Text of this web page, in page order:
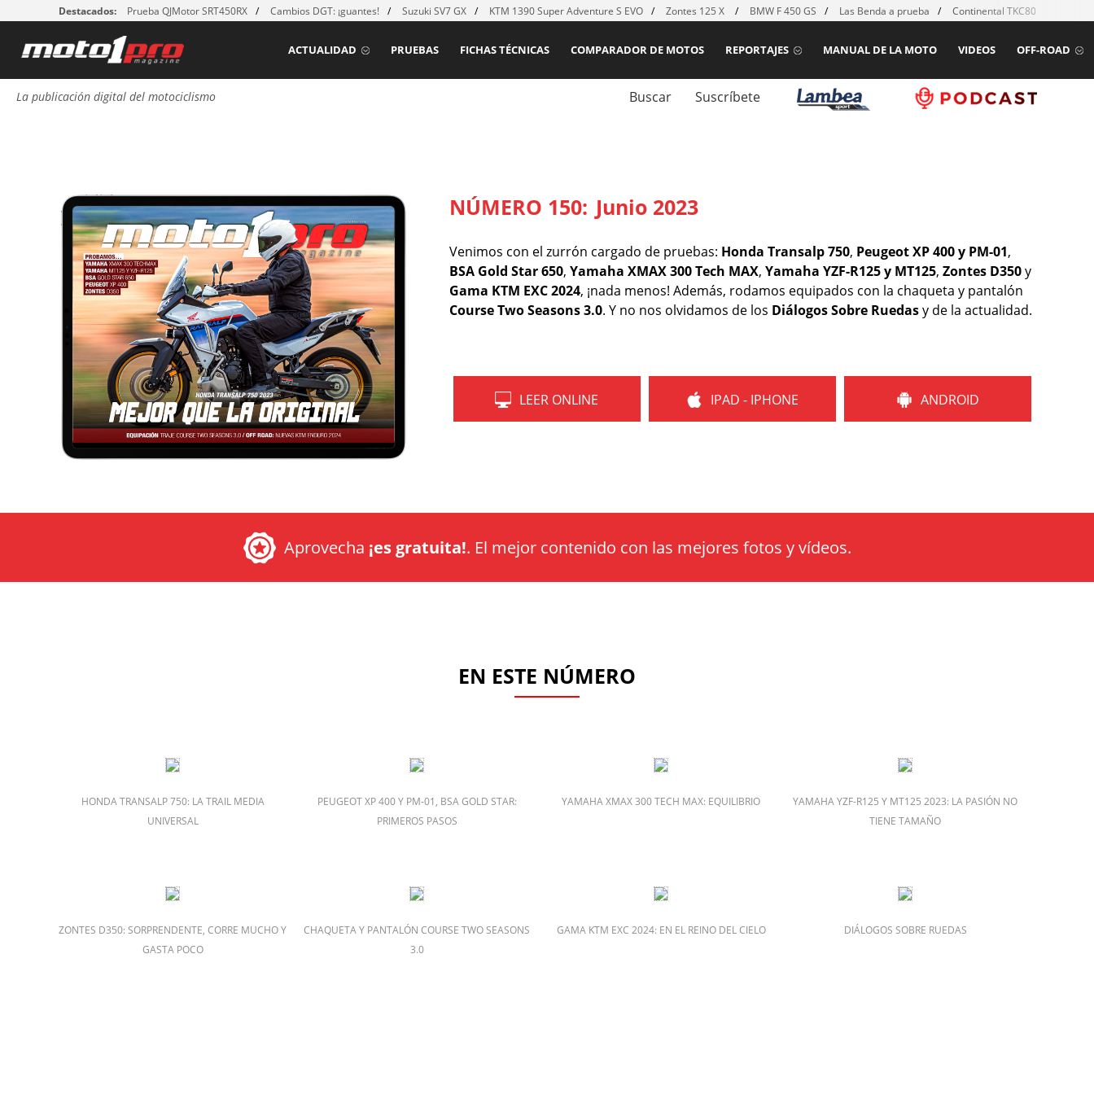
Destacados: Prueba QJMotor SRT450RX Cambios DGT: ¡guantes! Suzuki SV7 GX KTM 1390 Super Adventure S EVO Zontes 125 X BMW F 450 GS Las Benda a prueba Continental TKC80 mk2
OFF-ROAD
VIDEOS
MANUAL DE LA MOTO
REPORTAJES
COMPARADOR DE MOTOS
FICHAS TÉCNICAS
PRUEBAS
ACTUALIDAD
La publicación digital del motociclismo Buscar Suscríbete
NÚMERO 150: Junio 2023
Venimos con el zurrón cargado de pruebas: Honda Transalp 750, Peugeot XP 400 y PM-01,
BSA Gold Star 650, Yamaha XMAX 300 Tech MAX, Yamaha YZF-R125 y MT125, Zontes D350y
Gama KTM EXC 2024, ¡nada menos! Además, rodamos equipados con la chaqueta y pantalón
Course Two Seasons 3.0. Y no nos olvidamos de los Diálogos Sobre Ruedasy de la actualidad.
LEER ONLINE IPAD - IPHONE ANDROID
Aprovecha ¡es gratuita!. El mejor contenido con las mejores fotos y vídeos.
EN ESTE NÚMERO
HONDA TRANSALP 750: LA TRAIL MEDIA
UNIVERSAL
PEUGEOT XP 400 Y PM-01, BSA GOLD STAR:
PRIMEROS PASOS
YAMAHA XMAX 300 TECH MAX: EQUILIBRIO
YAMAHA YZF-R125 Y MT125 2023: LA PASIÓN NO
TIENE TAMAÑO
ZONTES D350: SORPRENDENTE, CORRE MUCHO Y
GASTA POCO
CHAQUETA Y PANTALÓN COURSE TWO SEASONS
3.0
GAMA KTM EXC 2024: EN EL REINO DEL CIELO DIÁLOGOS SOBRE RUEDAS